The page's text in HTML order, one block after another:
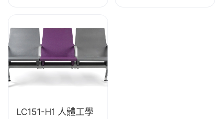
種公共場所
客區
LC151-H1 人體工學